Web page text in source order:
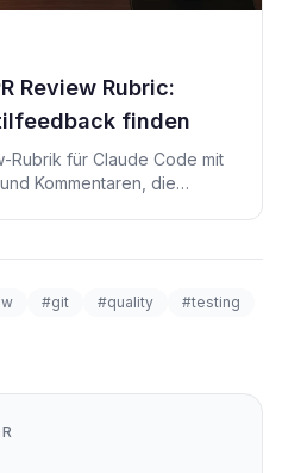
Review Rubric:
finden
Rubrik für Claude Code mit
Kommentaren, die
#git #quality
#testing